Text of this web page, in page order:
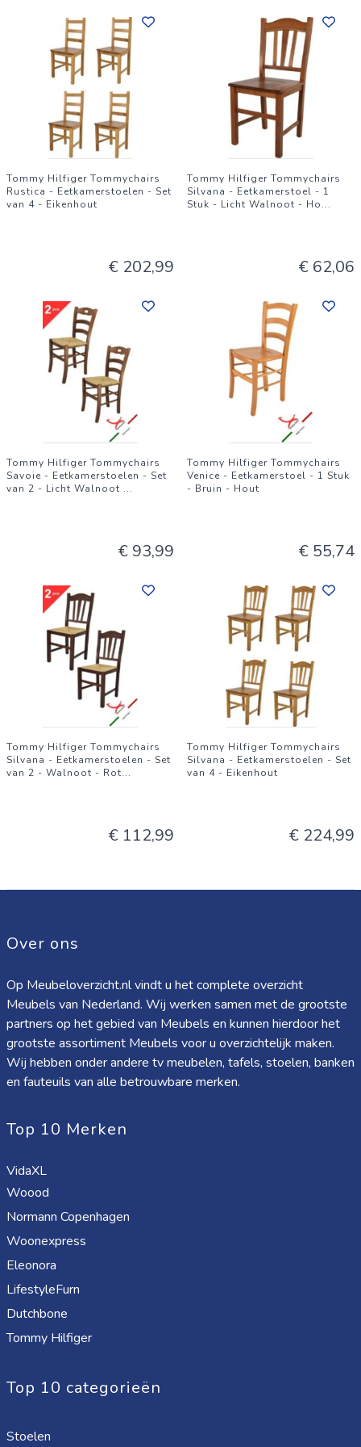
Tommy Hilfiger Tommychairs
Rustica - Eetkamerstoelen - Set
van 4 - Eikenhout
€ 202,99
Tommy Hilfiger Tommychairs
Silvana - Eetkamerstoel - 1
Stuk - Licht Walnoot - Ho...
€ 62,06
Tommy Hilfiger Tommychairs
Savoie - Eetkamerstoelen - Set
van 2 - Licht Walnoot ...
€ 93,99
Tommy Hilfiger Tommychairs
Venice - Eetkamerstoel - 1 Stuk
- Bruin - Hout
€ 55,74
Tommy Hilfiger Tommychairs
Silvana - Eetkamerstoelen - Set
van 2 - Walnoot - Rot...
€ 112,99
Tommy Hilfiger Tommychairs
Silvana - Eetkamerstoelen - Set
van 4 - Eikenhout
€ 224,99
Over ons
Op Meubeloverzicht.nl vindt u het complete overzicht
Meubels van Nederland. Wij werken samen met de grootste
partners op het gebied van Meubels en kunnen hierdoor het
grootste assortiment Meubels voor u overzichtelijk maken.
Wij hebben onder andere tv meubelen, tafels, stoelen, banken
en fauteuils van alle betrouwbare merken.
Top 10 Merken
VidaXL
Woood
Normann Copenhagen
Woonexpress
Eleonora
LifestyleFurn
Dutchbone
Tommy Hilfiger
Top 10 categorieën
Stoelen